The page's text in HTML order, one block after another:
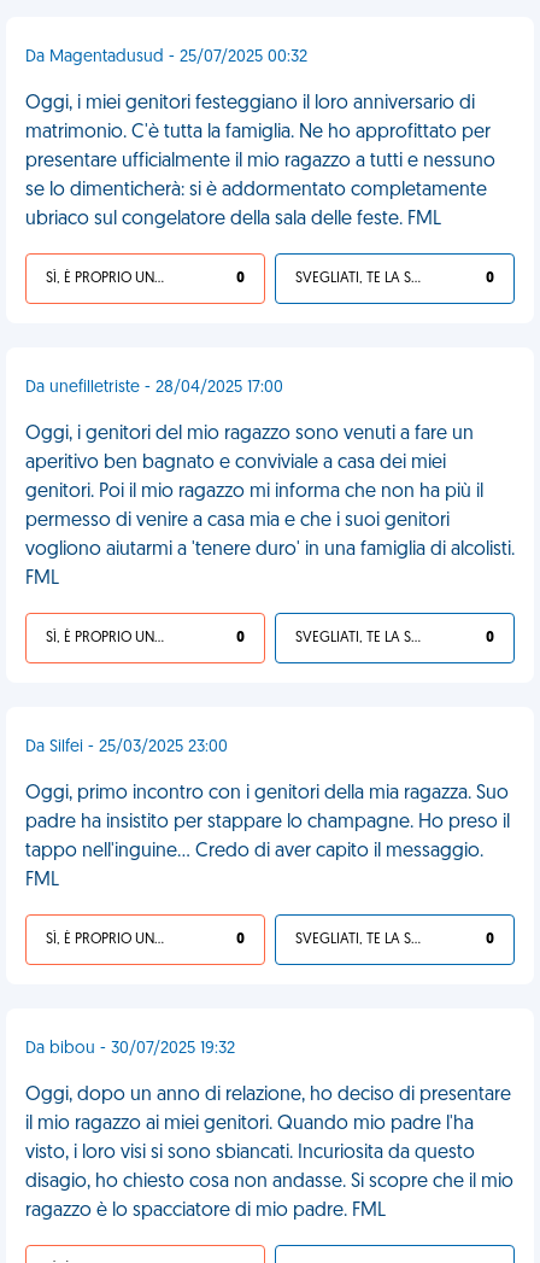
Da Magentadusud - 25/07/2025 00:32
Oggi, i miei genitori festeggiano il loro anniversario di
matrimonio. C'è tutta la famiglia. Ne ho approfittato per
presentare ufficialmente il mio ragazzo a tutti e nessuno
se lo dimenticherà: si è addormentato completamente
ubriaco sul congelatore della sala delle feste. FML
SÌ, È PROPRIO UNA VDM! 0 SVEGLIATI, TE LA SEI CERCATA! 0
Da unefilletriste - 28/04/2025 17:00
Oggi, i genitori del mio ragazzo sono venuti a fare un
aperitivo ben bagnato e conviviale a casa dei miei
genitori. Poi il mio ragazzo mi informa che non ha più il
permesso di venire a casa mia e che i suoi genitori
vogliono aiutarmi a 'tenere duro' in una famiglia di alcolisti.
FML
SÌ, È PROPRIO UNA VDM! 0 SVEGLIATI, TE LA SEI CERCATA! 0
Da Silfei - 25/03/2025 23:00
Oggi, primo incontro con i genitori della mia ragazza. Suo
padre ha insistito per stappare lo champagne. Ho preso il
tappo nell'inguine... Credo di aver capito il messaggio.
FML
SÌ, È PROPRIO UNA VDM! 0 SVEGLIATI, TE LA SEI CERCATA! 0
Da bibou - 30/07/2025 19:32
Oggi, dopo un anno di relazione, ho deciso di presentare
il mio ragazzo ai miei genitori. Quando mio padre l'ha
visto, i loro visi si sono sbiancati. Incuriosita da questo
disagio, ho chiesto cosa non andasse. Si scopre che il mio
ragazzo è lo spacciatore di mio padre. FML